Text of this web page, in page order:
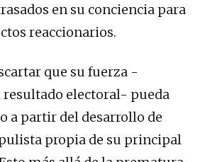
en su conciencia para
reaccionarios.
que su fuerza -
resultado electoral- pueda
a partir del desarrollo de
propia de su principal